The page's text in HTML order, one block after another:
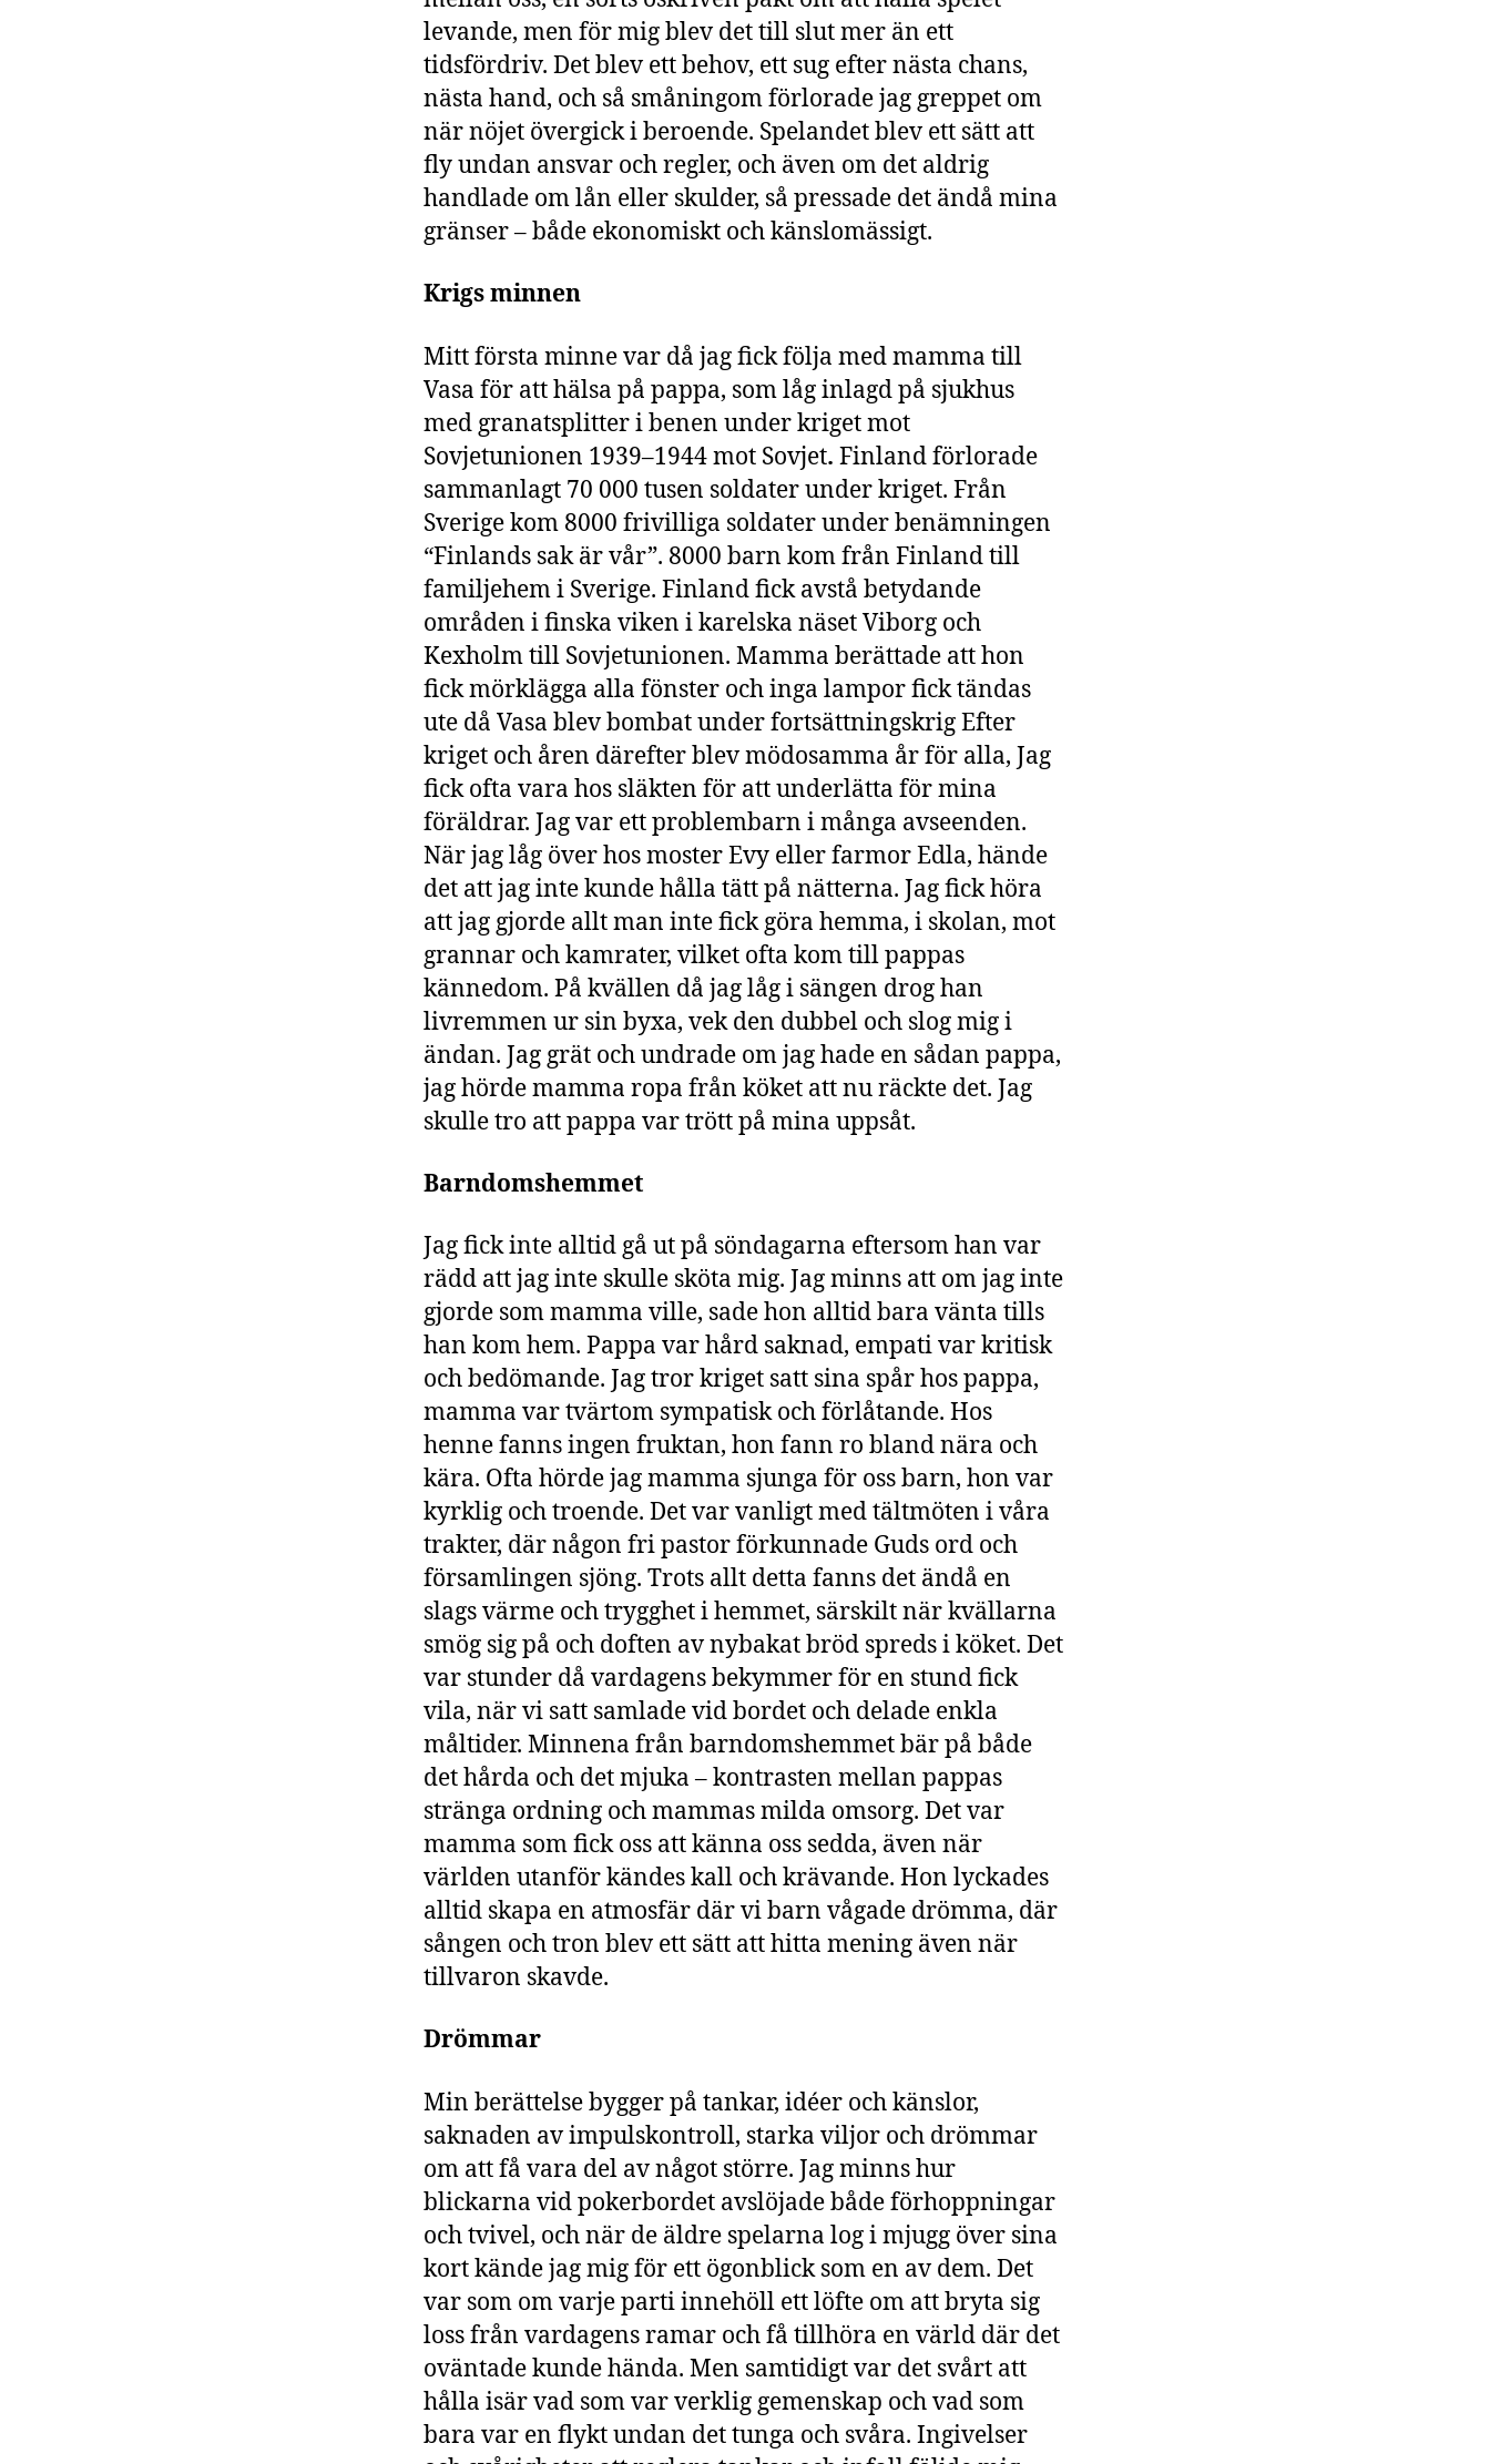
levande, men för mig blev det till slut mer än ett
tidsfördriv. Det blev ett behov, ett sug efter nästa chans,
nästa hand, och så småningom förlorade jag greppet om
när nöjet övergick i beroende. Spelandet blev ett sätt att
fly undan ansvar och regler, och även om det aldrig
handlade om lån eller skulder, så pressade det ändå mina
gränser – både ekonomiskt och känslomässigt.
Krigs minnen
Mitt första minne var då jag fick följa med mamma till
Vasa för att hälsa på pappa, som låg inlagd på sjukhus
med granatsplitter i benen under kriget mot
Sovjetunionen 1939–1944 mot Sovjet. Finland förlorade
sammanlagt 70 000 tusen soldater under kriget. Från
Sverige kom 8000 frivilliga soldater under benämningen
“Finlands sak är vår”. 8000 barn kom från Finland till
familjehem i Sverige. Finland fick avstå betydande
områden i finska viken i karelska näset Viborg och
Kexholm till Sovjetunionen. Mamma berättade att hon
fick mörklägga alla fönster och inga lampor fick tändas
ute då Vasa blev bombat under fortsättningskrig Efter
kriget och åren därefter blev mödosamma år för alla, Jag
fick ofta vara hos släkten för att underlätta för mina
föräldrar. Jag var ett problembarn i många avseenden.
När jag låg över hos moster Evy eller farmor Edla, hände
det att jag inte kunde hålla tätt på nätterna. Jag fick höra
att jag gjorde allt man inte fick göra hemma, i skolan, mot
grannar och kamrater, vilket ofta kom till pappas
kännedom. På kvällen då jag låg i sängen drog han
livremmen ur sin byxa, vek den dubbel och slog mig i
ändan. Jag grät och undrade om jag hade en sådan pappa,
jag hörde mamma ropa från köket att nu räckte det. Jag
skulle tro att pappa var trött på mina uppsåt.
Barndomshemmet
Jag fick inte alltid gå ut på söndagarna eftersom han var
rädd att jag inte skulle sköta mig. Jag minns att om jag inte
gjorde som mamma ville, sade hon alltid bara vänta tills
han kom hem. Pappa var hård saknad, empati var kritisk
och bedömande. Jag tror kriget satt sina spår hos pappa,
mamma var tvärtom sympatisk och förlåtande. Hos
henne fanns ingen fruktan, hon fann ro bland nära och
kära. Ofta hörde jag mamma sjunga för oss barn, hon var
kyrklig och troende. Det var vanligt med tältmöten i våra
trakter, där någon fri pastor förkunnade Guds ord och
församlingen sjöng. Trots allt detta fanns det ändå en
slags värme och trygghet i hemmet, särskilt när kvällarna
smög sig på och doften av nybakat bröd spreds i köket. Det
var stunder då vardagens bekymmer för en stund fick
vila, när vi satt samlade vid bordet och delade enkla
måltider. Minnena från barndomshemmet bär på både
det hårda och det mjuka – kontrasten mellan pappas
stränga ordning och mammas milda omsorg. Det var
mamma som fick oss att känna oss sedda, även när
världen utanför kändes kall och krävande. Hon lyckades
alltid skapa en atmosfär där vi barn vågade drömma, där
sången och tron blev ett sätt att hitta mening även när
tillvaron skavde.
Drömmar
Min berättelse bygger på tankar, idéer och känslor,
saknaden av impulskontroll, starka viljor och drömmar
om att få vara del av något större. Jag minns hur
blickarna vid pokerbordet avslöjade både förhoppningar
och tvivel, och när de äldre spelarna log i mjugg över sina
kort kände jag mig för ett ögonblick som en av dem. Det
var som om varje parti innehöll ett löfte om att bryta sig
loss från vardagens ramar och få tillhöra en värld där det
oväntade kunde hända. Men samtidigt var det svårt att
hålla isär vad som var verklig gemenskap och vad som
bara var en flykt undan det tunga och svåra. Ingivelser